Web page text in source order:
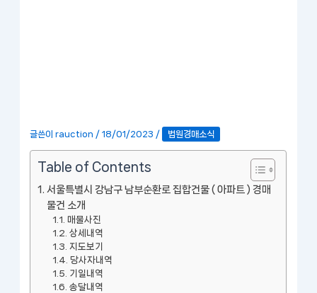
글쓴이rauction /18/01/2023 / 법원경매소식
Table of Contents
서울특별시 강남구 남부순환로 집합건물 ( 아파트 ) 경매
물건 소개
매물사진
상세내역
지도보기
당사자내역
기일내역
송달내역